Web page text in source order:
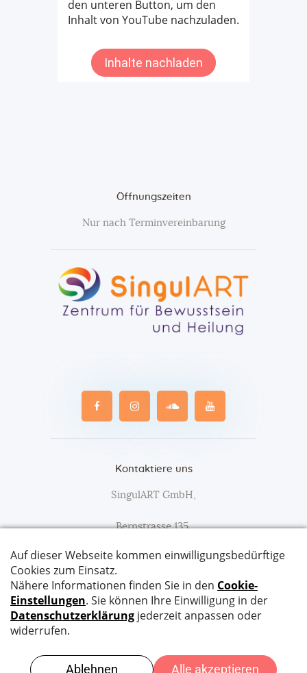
JETZT BUCHEN
Öffnungszeiten
Nur nach Terminvereinbarung
Kontaktiere uns
SingulART GmbH,
Bernstrasse 135,
3627 Heimberg
Tel: 079 652 90 47
Email:info@singulart.ch
SingulART © 2026. All Rights Reserved. WebsiteCompiaz Design